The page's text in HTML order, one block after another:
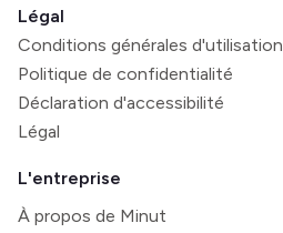
Légal
Conditions générales d'utilisation
Politique de confidentialité
Déclaration d'accessibilité
Légal
L'entreprise
À propos de Minut